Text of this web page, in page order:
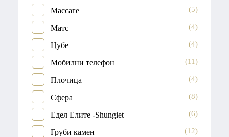
Массаге (5)
Матс (4)
Цубе (4)
Мобилни телефон (11)
Плочица (4)
Сфера (8)
Едел Елите -Shungiet (6)
Груби камен (12)